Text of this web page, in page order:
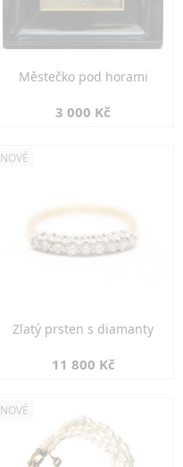
Městečko pod horami
3 000 Kč
NOVÉ
Zlatý prsten s diamanty
11 800 Kč
NOVÉ